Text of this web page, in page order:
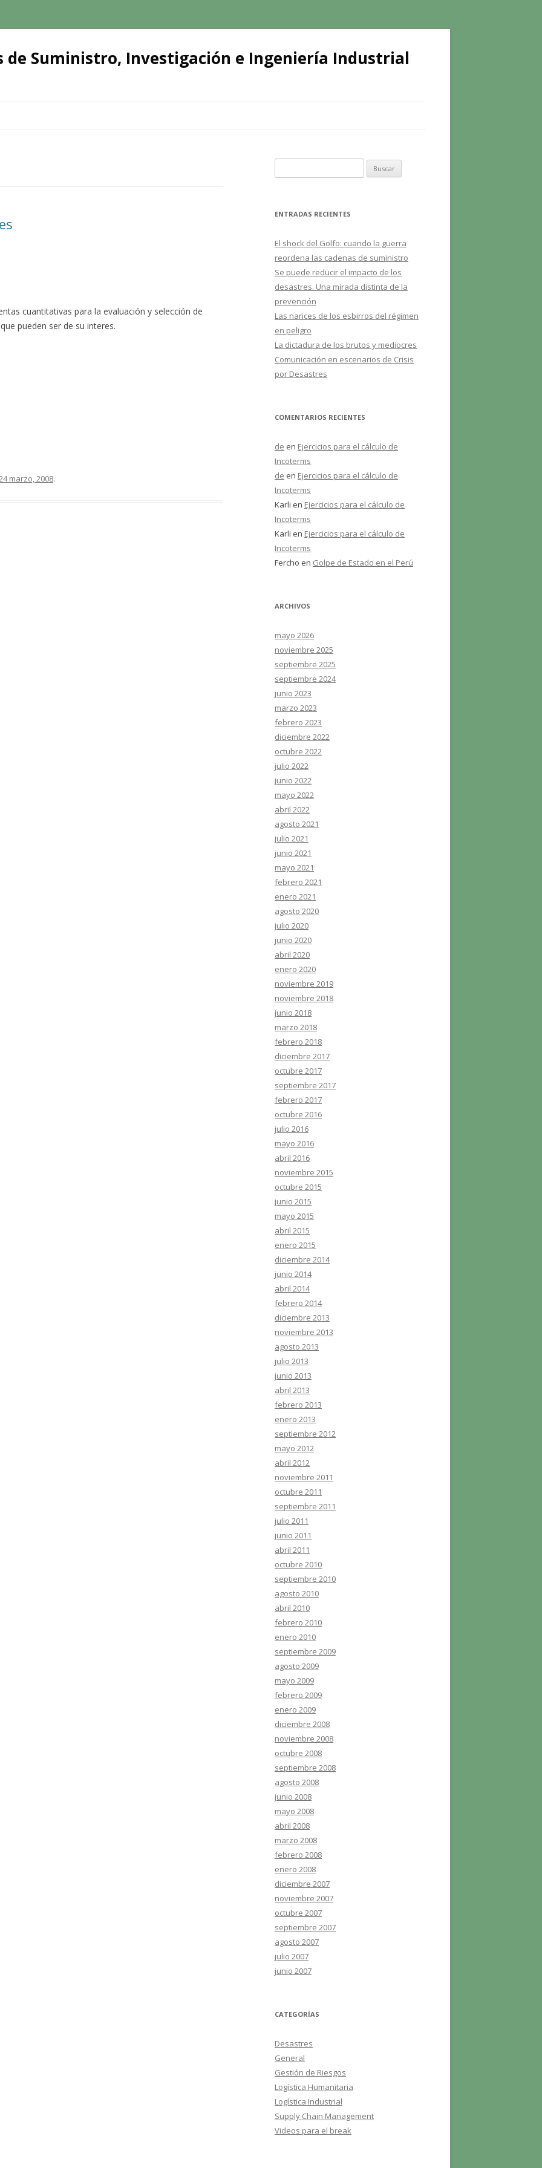
de Suministro, Investigación e Ingeniería Industrial
cuantitativas para la evaluación y selección de
pueden ser de su interes.
marzo, 2008.
u
c
r
ENTRADAS RECIENTES
El shock del Golfo: cuando la guerra
reordena las cadenas de suministro
Se puede reducir el impacto de los
desastres. Una mirada distinta de la
prevención
Las narices de los esbirros del régimen
en peligro
La dictadura de los brutos y mediocres
Comunicación en escenarios de Crisis
por Desastres
COMENTARIOS RECIENTES
de en Ejercicios para el cálculo de
Incoterms
de en Ejercicios para el cálculo de
Incoterms
Karli en Ejercicios para el cálculo de
Incoterms
Karli en Ejercicios para el cálculo de
Incoterms
Fercho en Golpe de Estado en el Perú
ARCHIVOS
mayo 2026
noviembre 2025
septiembre 2025
septiembre 2024
junio 2023
marzo 2023
febrero 2023
diciembre 2022
octubre 2022
julio 2022
junio 2022
mayo 2022
abril 2022
agosto 2021
julio 2021
junio 2021
mayo 2021
febrero 2021
enero 2021
agosto 2020
julio 2020
junio 2020
abril 2020
enero 2020
noviembre 2019
noviembre 2018
junio 2018
marzo 2018
febrero 2018
diciembre 2017
octubre 2017
septiembre 2017
febrero 2017
octubre 2016
julio 2016
mayo 2016
abril 2016
noviembre 2015
octubre 2015
junio 2015
mayo 2015
abril 2015
enero 2015
diciembre 2014
junio 2014
abril 2014
febrero 2014
diciembre 2013
noviembre 2013
agosto 2013
julio 2013
junio 2013
abril 2013
febrero 2013
enero 2013
septiembre 2012
mayo 2012
abril 2012
noviembre 2011
octubre 2011
septiembre 2011
julio 2011
junio 2011
abril 2011
octubre 2010
septiembre 2010
agosto 2010
abril 2010
febrero 2010
enero 2010
septiembre 2009
agosto 2009
mayo 2009
febrero 2009
enero 2009
diciembre 2008
noviembre 2008
octubre 2008
septiembre 2008
agosto 2008
junio 2008
mayo 2008
abril 2008
marzo 2008
febrero 2008
enero 2008
diciembre 2007
noviembre 2007
octubre 2007
septiembre 2007
agosto 2007
julio 2007
junio 2007
CATEGORÍAS
Desastres
General
Gestión de Riesgos
Logística Humanitaria
Logística Industrial
Supply Chain Management
Videos para el break